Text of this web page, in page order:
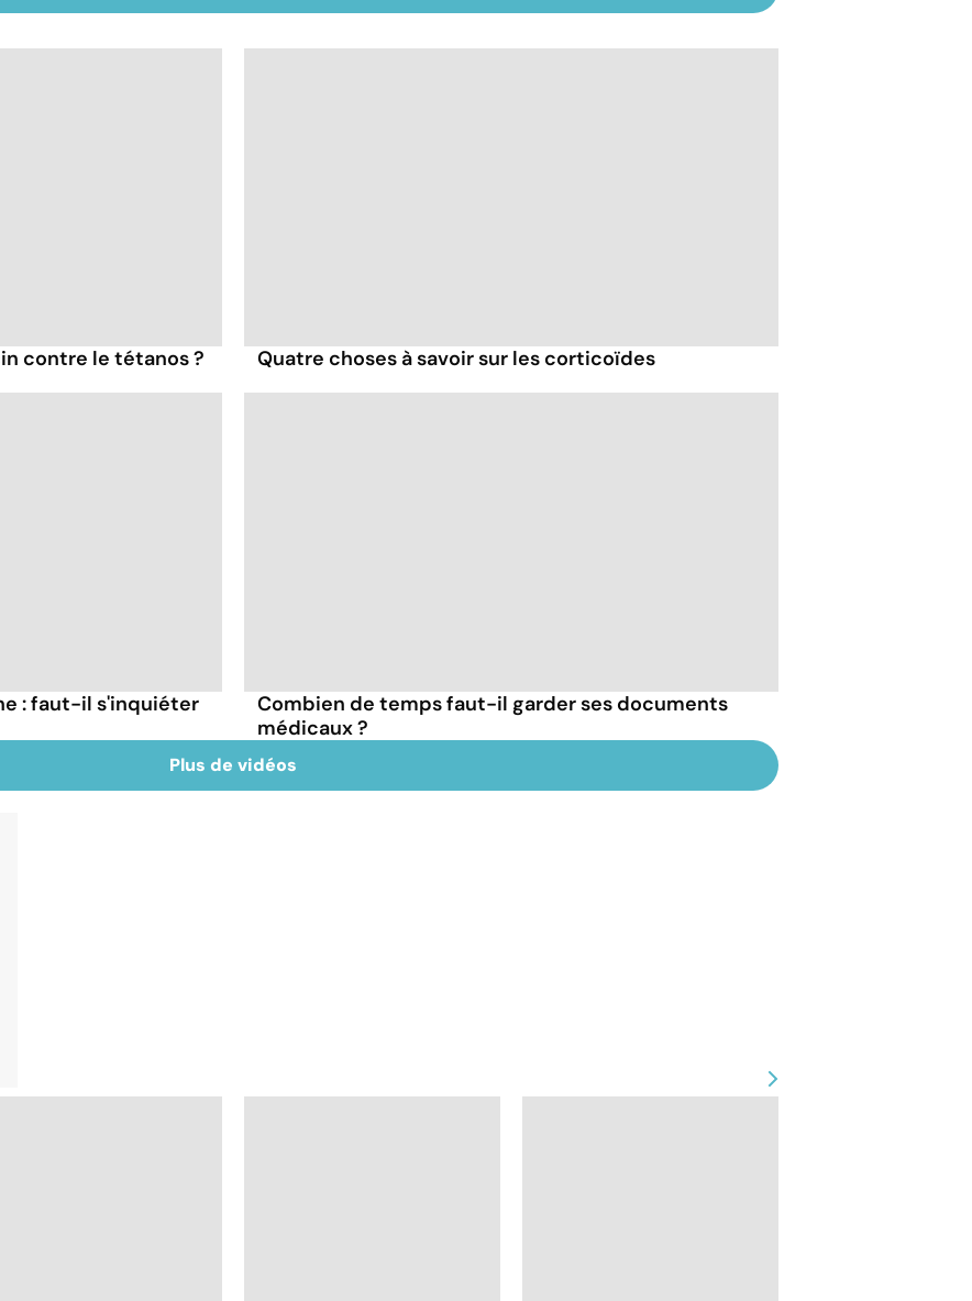
contre le tétanos ? Quatre choses à savoir sur les corticoïdes
: faut-il s'inquiéter
Combien de temps faut-il garder ses documents
médicaux ?
Plus de vidéos